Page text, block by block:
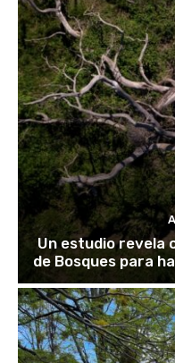
Un estudio revela
de Bosques para